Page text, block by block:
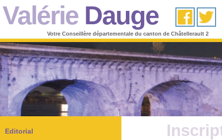
Valérie Dauge
Votre Conseillère départementale du canton de Châtellerault 2
Editorial